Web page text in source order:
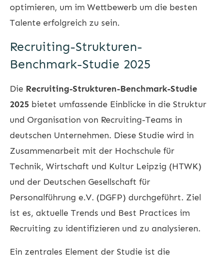
optimieren, um im Wettbewerb um die besten
Talente erfolgreich zu sein.
Recruiting-Strukturen-
Benchmark-Studie 2025
Die Recruiting-Strukturen-Benchmark-Studie
2025 bietet umfassende Einblicke in die Struktur
und Organisation von Recruiting-Teams in
deutschen Unternehmen. Diese Studie wird in
Zusammenarbeit mit der Hochschule für
Technik, Wirtschaft und Kultur Leipzig (HTWK)
und der Deutschen Gesellschaft für
Personalführung e.V. (DGFP) durchgeführt. Ziel
ist es, aktuelle Trends und Best Practices im
Recruiting zu identifizieren und zu analysieren.
Ein zentrales Element der Studie ist die